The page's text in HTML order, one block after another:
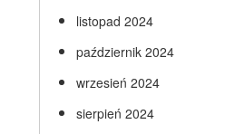
listopad 2024
październik 2024
wrzesień 2024
sierpień 2024